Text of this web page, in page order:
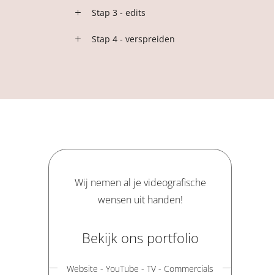
Stap 3 - edits
Stap 4 - verspreiden
Wij nemen al je videografische
wensen uit handen!
Bekijk ons portfolio
Website - YouTube - TV - Commercials